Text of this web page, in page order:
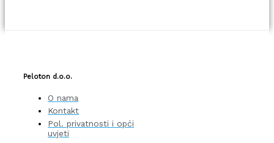
Peloton d.o.o.
O nama
Kontakt
Pol. privatnosti i opći
uvjeti